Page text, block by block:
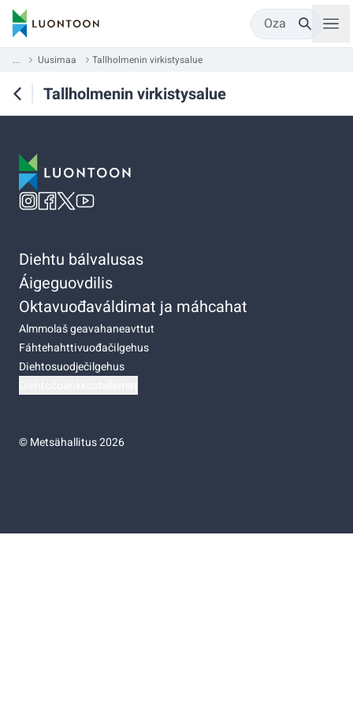
Oza
... Uusimaa Tallholmenin virkistysalue
Tallholmenin virkistysalue
Diehtu bálvalusas
Áigeguovdilis
Oktavuođaváldimat ja máhcahat
Almmolaš geavahaneavttut
Fáhtehahttivuođačilgehus
Diehtosuodječilgehus
©Metsähallitus 2026